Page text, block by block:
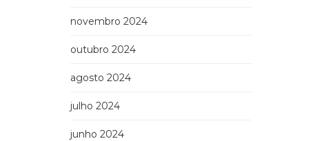
novembro 2024
outubro 2024
agosto 2024
julho 2024
junho 2024